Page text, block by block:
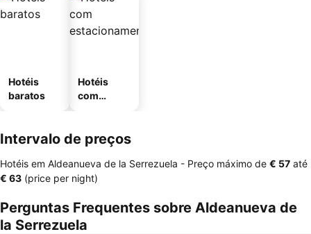
Hotéis
baratos
Hotéis
com
Intervalo de preços
Hotéis em Aldeanueva de la Serrezuela - Preço máximo de ‎€ 57 até
‎€ 63 (price per night)
Perguntas Frequentes sobre Aldeanueva de
la Serrezuela